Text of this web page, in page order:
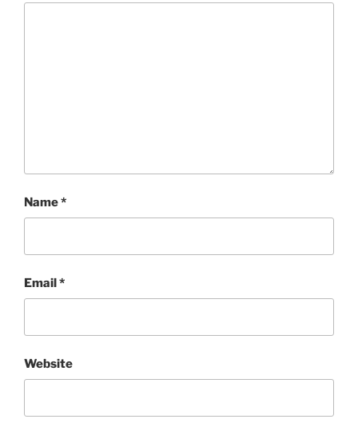
Name*
Email*
Website